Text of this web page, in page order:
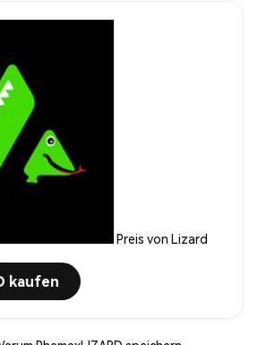
Preis von Lizard
kaufen